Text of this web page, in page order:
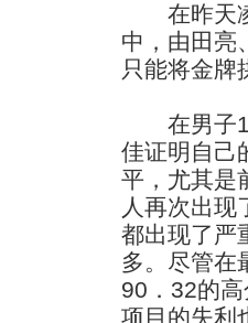
在昨天凌
中，由田亮
只能将金牌
在男子10
佳证明自己
平，尤其是
人再次出现
都出现了严
多。尽管在
90．32的
项目的失利